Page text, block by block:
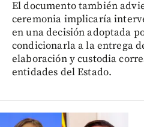
El documento también
ceremonia implicaría
en una decisión adoptada
condicionarla a la entrega
elaboración y custodia
entidades del Estado.